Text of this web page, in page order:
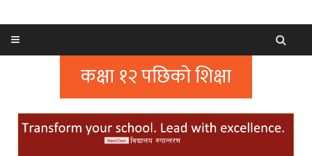
कक्षा १२ पछिको शिक्षा